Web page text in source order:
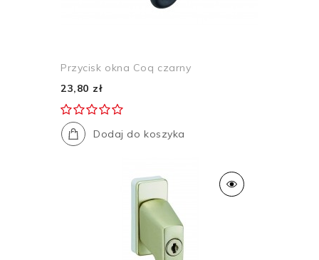
Przycisk okna Coq czarny
23,80 zł
Dodaj do koszyka